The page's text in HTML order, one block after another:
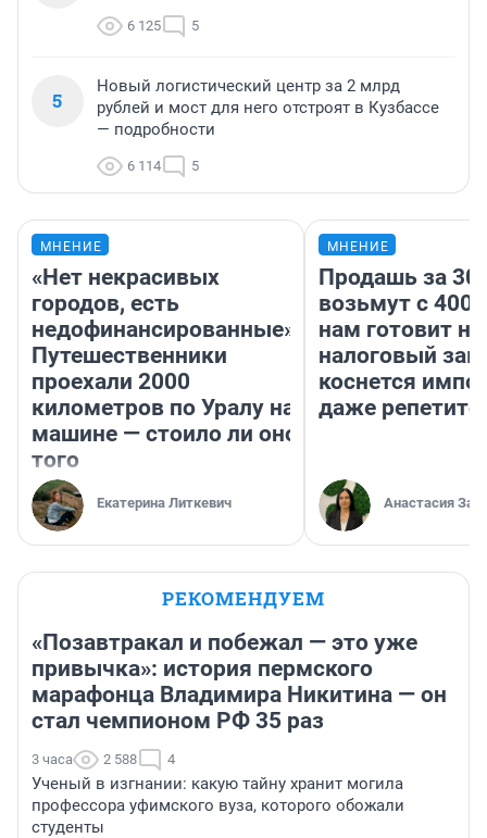
6 125 5
5
Новый логистический центр за 2 млрд
рублей и мост для него отстроят в Кузбассе
— подробности
6 114 5
МНЕНИЕ
«Нет некрасивых
городов, есть
недофинансированные».
Путешественники
проехали 2000
километров по Уралу на
машине — стоило ли оно
того
Екатерина Литкевич
МНЕНИЕ
Продашь за
возьмут с
нам готовит
налоговый
коснется
даже
Анастасия
РЕКОМЕНДУЕМ
«Позавтракал и побежал — это уже
привычка»: история пермского
марафонца Владимира Никитина — он
стал чемпионом РФ 35 раз
3 часа 2 588 4
Ученый в изгнании: какую тайну хранит могила
профессора уфимского вуза, которого обожали
студенты